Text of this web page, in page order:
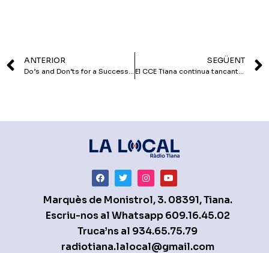
ANTERIOR
Do’s and Don’ts for a Successful Essay Writing
SEGÜENT
El CCE Tiana continua tancant l’equip
Marquès de Monistrol, 3. 08391, Tiana.
Escriu-nos al Whatsapp609.16.45.02
Truca’ns al 934.65.75.79
radiotiana.lalocal@gmail.com